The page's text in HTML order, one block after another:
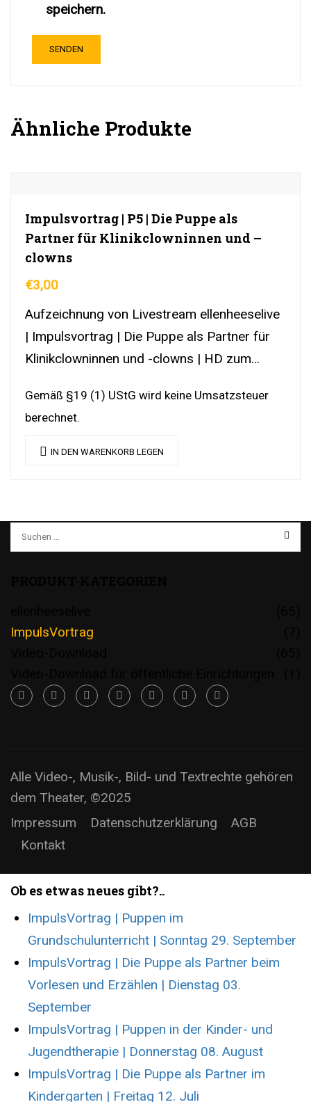
speichern.
Ähnliche Produkte
Impulsvortrag | P5 | Die Puppe als
Partner für Klinikclowninnen und –
clowns
€3,00
Aufzeichnung von Livestream ellenheeselive
| Impulsvortrag | Die Puppe als Partner für
Klinikclowninnen und -clowns | HD zum
Gemäß §19 (1) UStG wird keine Umsatzsteuer
berechnet.
IN DEN WARENKORB LEGEN
ImpulsVortrag
Alle Video-, Musik-, Bild- und Textrechte gehören
dem Theater, ©2025
Impressum
Datenschutzerklärung
AGB
Kontakt
Ob es etwas neues gibt?..
ImpulsVortrag | Puppen im
Grundschulunterricht | Sonntag 29. September
ImpulsVortrag | Die Puppe als Partner beim
Vorlesen und Erzählen | Dienstag 03.
September
ImpulsVortrag | Puppen in der Kinder- und
Jugendtherapie | Donnerstag 08. August
ImpulsVortrag | Die Puppe als Partner im
Kindergarten | Freitag 12. Juli